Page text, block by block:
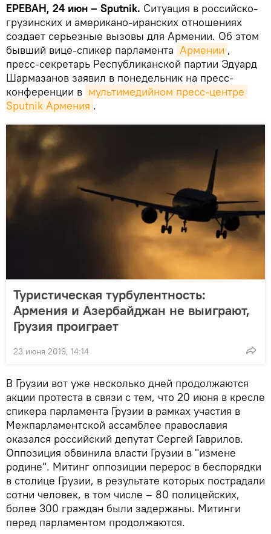
ЕРЕВАН, 24 июн – Sputnik. Ситуация в российско-
грузинских и американо-иранских отношениях
создает серьезные вызовы для Армении. Об этом
бывший вице-спикер парламента Армении ,
пресс-секретарь Республиканской партии Эдуард
Шармазанов заявил в понедельник на пресс-
конференции в мультимедийном пресс-центре
Sputnik Армения .
Туристическая турбулентность:
Армения и Азербайджан не выиграют,
Грузия проиграет
23 июня 2019, 14:14
В Грузии вот уже несколько дней продолжаются
акции протеста в связи с тем, что 20 июня в кресле
спикера парламента Грузии в рамках участия в
Межпарламентской ассамблее православия
оказался российский депутат Сергей Гаврилов.
Оппозиция обвинила власти Грузии в "измене
родине". Митинг оппозиции перерос в беспорядки
в столице Грузии, в результате которых пострадали
сотни человек, в том числе – 80 полицейских,
более 300 граждан были задержаны. Митинги
перед парламентом продолжаются.